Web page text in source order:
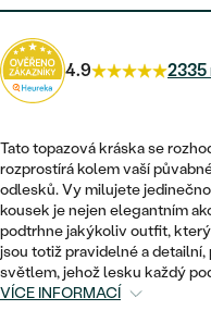
ETERNITY
VINTAGE
NETRADIČNÍ
TEPANÉ
VINTAGE
SNUBNÍ A
NETRADIČNÍ
SESTAV SI SVŮJ PRSTEN
ZAČÍT S
DLE TYPU
NÁUŠNICE
PRSTENY
PŘÍVĚSKY
NÁRAMKY
SETY
PECKOVÉ
KRUHOVÉ
MINIMALISTICKÉ
VISACÍ
SOLITÉR
VE TVARU SRDCE
DLE STYLU
SOLITÉR
NAROZENÍ
SE ZNAMENÍM
DLE MATERIÁLU
ZLATÉ
PLATINOVÉ
DLE STYLU
ETERNITY
4.9 2335
Tato topazová kráska se
rozprostírá kolem vaší
odlesků. Vy milujete
kousek je nejen elegantním
podtrhne jakýkoliv outfit,
jsou totiž pravidelné a
světlem, jehož lesku každý
VÍCE INFORMACÍ